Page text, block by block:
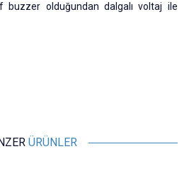
buzzer olduğundan dalgalı voltaj ile
ÜRÜNLER